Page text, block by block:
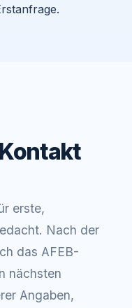
erste,
Nach der
das AFEB-
nächsten
Angaben,